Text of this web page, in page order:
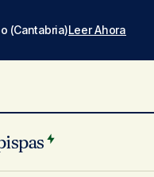
(Cantabria)Leer Ahora